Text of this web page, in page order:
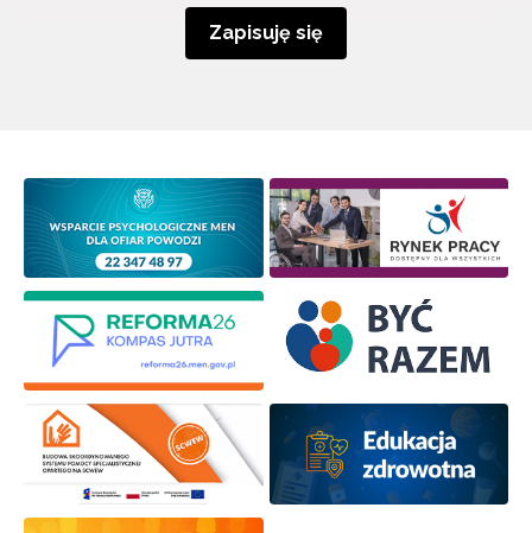
Zapisuję się
Wyrażam zgodę na przetwarzanie moich danych
osobowych przez ORE w celach marketingowych.